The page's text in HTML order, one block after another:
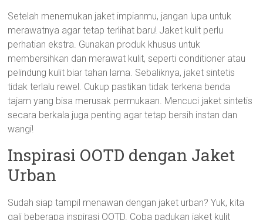
Setelah menemukan jaket impianmu, jangan lupa untuk
merawatnya agar tetap terlihat baru! Jaket kulit perlu
perhatian ekstra. Gunakan produk khusus untuk
membersihkan dan merawat kulit, seperti conditioner atau
pelindung kulit biar tahan lama. Sebaliknya, jaket sintetis
tidak terlalu rewel. Cukup pastikan tidak terkena benda
tajam yang bisa merusak permukaan. Mencuci jaket sintetis
secara berkala juga penting agar tetap bersih instan dan
wangi!
Inspirasi OOTD dengan Jaket
Urban
Sudah siap tampil menawan dengan jaket urban? Yuk, kita
gali beberapa inspirasi OOTD. Coba padukan jaket kulit